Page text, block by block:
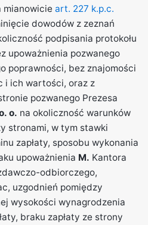
mianowicie art. 227 k.p.c.
dowodów z zeznań
podpisania protokołu
upoważnienia pozwanego
poprawności, bez znajomości
i ich wartości, oraz z
pozwanego Prezesa
o. na okoliczność warunków
stronami, w tym stawki
zapłaty, sposobu wykonania
upoważnienia M. Kantora
odbiorczego,
uzgodnień pomiędzy
wysokości wynagrodzenia
braku zapłaty ze strony